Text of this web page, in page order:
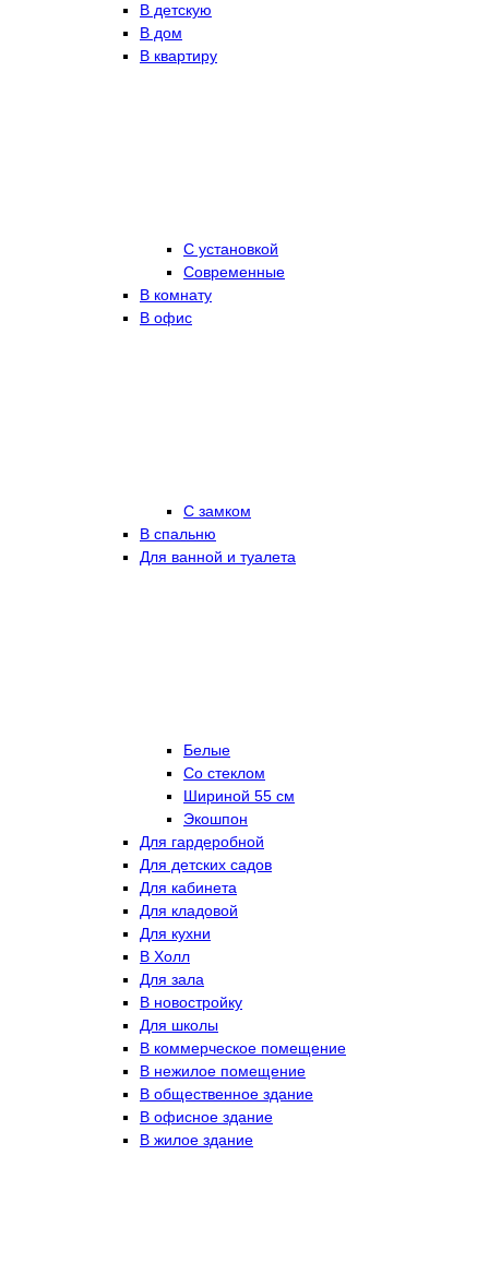
В детскую
В дом
В квартиру
С установкой
Современные
В комнату
В офис
С замком
В спальню
Для ванной и туалета
Белые
Со стеклом
Шириной 55 см
Экошпон
Для гардеробной
Для детских садов
Для кабинета
Для кладовой
Для кухни
В Холл
Для зала
В новостройку
Для школы
В коммерческое помещение
В нежилое помещение
В общественное здание
В офисное здание
В жилое здание